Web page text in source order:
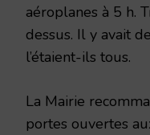
aéroplanes à 5 h.
dessus. Il y avait
l’étaient-ils tous.
La Mairie
portes ouvertes